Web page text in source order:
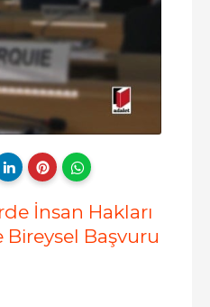
İnsan Hakları
Bireysel Başvuru